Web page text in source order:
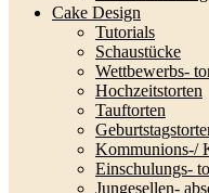
Cake Design
Tutorials
Schaustücke
Wettbewerbs-
Hochzeitstorten
Tauftorten
Kommunions-/
Einschulungs-
Jungesellen-